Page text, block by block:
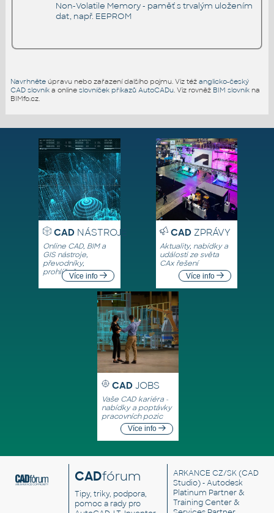
Non-Volatile Memory - paměť s trvalým uložením
dat, např. EEPROM
Navrhněteúpravu nebo zařazení dalšího pojmu. Viz též anglicko-český
CAD slovníka online slovníček příkazů AutoCADu. Viz rovněž BIM slovníkna
BIMfo.cz.
CADNÁSTROJE
Online CAD, BIM a
GIS nástroje,
převodníky,
prohlížečeVíce info
CADZPRÁVY
Aktuality, nabídky a
události ze světa
CAx řešení
Více info
CAD JOBS
Vaše CAD kariéra -
nabídky a poptávky
pracovních pozic
Více info
CADfórum
Tipy, triky, podpora,
pomoc a rady pro
ARKANCE CZ/SK(CAD
Studio) - Autodesk
Platinum Partner &
Training Center &